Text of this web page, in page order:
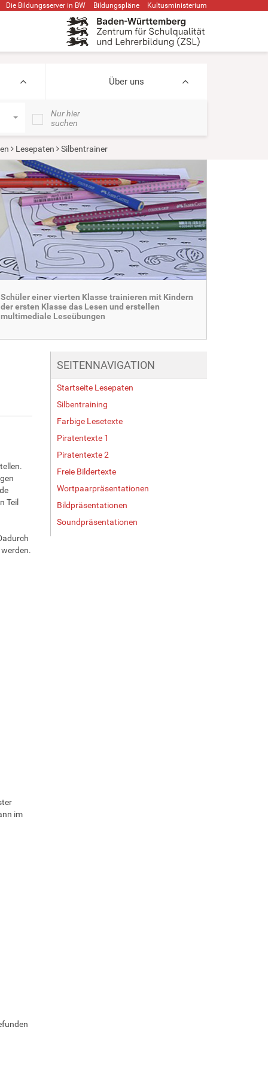
Die Bildungsserver in BW Bildungspläne Kultusministerium
Über uns
Nur hier
suchen
Lesepaten Silbentrainer
Schüler einer vierten Klasse trainieren mit Kindern
der ersten Klasse das Lesen und erstellen
multimediale Leseübungen
Teil
im
SEITENNAVIGATION
Startseite Lesepaten
Silbentraining
Farbige Lesetexte
Piratentexte 1
Piratentexte 2
Freie Bildertexte
Wortpaarpräsentationen
Bildpräsentationen
Soundpräsentationen